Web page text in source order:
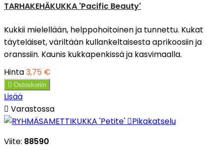
TARHAKEHÄKUKKA 'Pacific Beauty'
Kukkii mielellään, helppohoitoinen ja tunnettu. Kukat
täyteläiset, väriltään kullankeltaisesta aprikoosiin ja
oranssiin. Kaunis kukkapenkissä ja kasvimaalla.
Hinta3,75 €
 Ostoskoriin
Lisää
 Varastossa
Pikakatselu
Viite: 88590